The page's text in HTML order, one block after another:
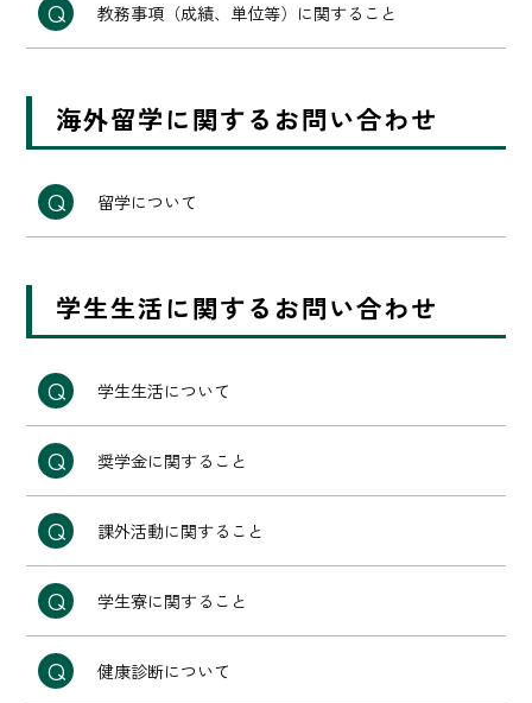
教務事項（成績、単位等）に関すること
海外留学に関するお問い合わせ
留学について
学生生活に関するお問い合わせ
学生生活について
奨学金に関すること
課外活動に関すること
学生寮に関すること
健康診断について